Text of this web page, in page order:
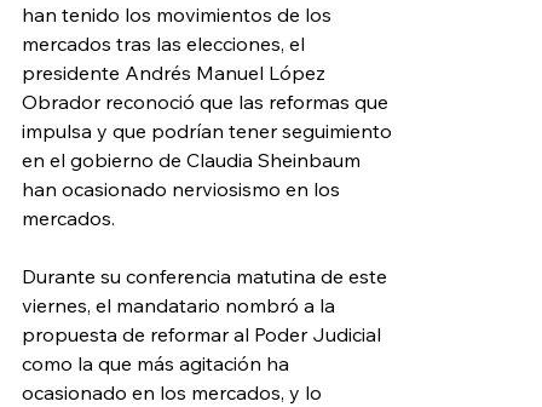
han tenido los movimientos de los
mercados tras las elecciones, el
presidente Andrés Manuel López
Obrador reconoció que las reformas que
impulsa y que podrían tener seguimiento
en el gobierno de Claudia Sheinbaum
han ocasionado nerviosismo en los
mercados.
Durante su conferencia matutina de este
viernes, el mandatario nombró a la
propuesta de reformar al Poder Judicial
como la que más agitación ha
ocasionado en los mercados, y lo